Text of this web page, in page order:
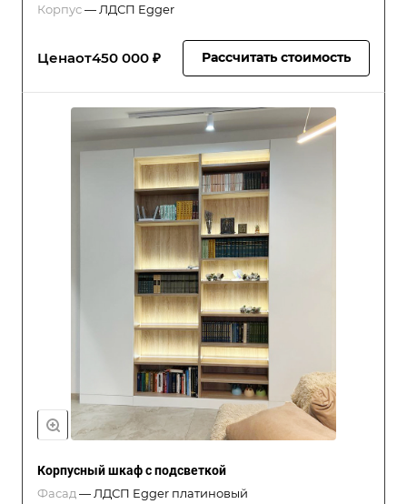
Корпус— ЛДСП Egger
Ценаот450 000 ₽ Рассчитать стоимость
Корпусный шкаф с подсветкой
Фасад — ЛДСП Egger платиновый